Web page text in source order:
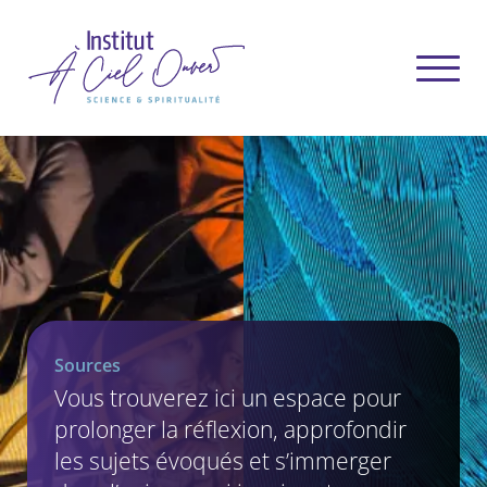
Sources
Vous trouverez ici un espace pour
prolonger la réflexion, approfondir
les sujets évoqués et s’immerger